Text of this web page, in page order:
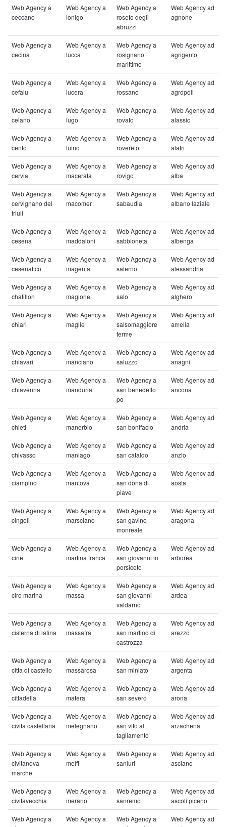
Web Agency a
ceccano
Web Agency a
lonigo
Web Agency a
roseto degli
abruzzi
Web Agency ad
agnone
Web Agency a
cecina
Web Agency a
lucca
Web Agency a
rosignano
marittimo
Web Agency ad
agrigento
Web Agency a
cefalu
Web Agency a
lucera
Web Agency a
rossano
Web Agency ad
agropoli
Web Agency a
celano
Web Agency a
lugo
Web Agency a
rovato
Web Agency ad
alassio
Web Agency a
cento
Web Agency a
luino
Web Agency a
rovereto
Web Agency ad
alatri
Web Agency a
cervia
Web Agency a
macerata
Web Agency a
rovigo
Web Agency ad
alba
Web Agency a
cervignano del
friuli
Web Agency a
macomer
Web Agency a
sabaudia
Web Agency ad
albano laziale
Web Agency a
cesena
Web Agency a
maddaloni
Web Agency a
sabbioneta
Web Agency ad
albenga
Web Agency a
cesenatico
Web Agency a
magenta
Web Agency a
salerno
Web Agency ad
alessandria
Web Agency a
chatillon
Web Agency a
magione
Web Agency a
salo
Web Agency ad
alghero
Web Agency a
chiari
Web Agency a
maglie
Web Agency a
salsomaggiore
terme
Web Agency ad
amelia
Web Agency a
chiavari
Web Agency a
manciano
Web Agency a
saluzzo
Web Agency ad
anagni
Web Agency a
chiavenna
Web Agency a
manduria
Web Agency a
san benedetto
po
Web Agency ad
ancona
Web Agency a
chieti
Web Agency a
manerbio
Web Agency a
san bonifacio
Web Agency ad
andria
Web Agency a
chivasso
Web Agency a
maniago
Web Agency a
san cataldo
Web Agency ad
anzio
Web Agency a
ciampino
Web Agency a
mantova
Web Agency a
san dona di
piave
Web Agency ad
aosta
Web Agency a
cingoli
Web Agency a
marsciano
Web Agency a
san gavino
monreale
Web Agency ad
aragona
Web Agency a
cirie
Web Agency a
martina franca
Web Agency a
san giovanni in
persiceto
Web Agency ad
arborea
Web Agency a
ciro marina
Web Agency a
massa
Web Agency a
san giovanni
valdarno
Web Agency ad
ardea
Web Agency a
cisterna di latina
Web Agency a
massafra
Web Agency a
san martino di
castrozza
Web Agency ad
arezzo
Web Agency a
citta di castello
Web Agency a
massarosa
Web Agency a
san miniato
Web Agency ad
argenta
Web Agency a
cittadella
Web Agency a
matera
Web Agency a
san severo
Web Agency ad
arona
Web Agency a
civita castellana
Web Agency a
melegnano
Web Agency a
san vito al
tagliamento
Web Agency ad
arzachena
Web Agency a
civitanova
marche
Web Agency a
melfi
Web Agency a
sanluri
Web Agency ad
asciano
Web Agency a
civitavecchia
Web Agency a
merano
Web Agency a
sanremo
Web Agency ad
ascoli piceno
Web Agency a
Web Agency a
Web Agency a
Web Agency ad